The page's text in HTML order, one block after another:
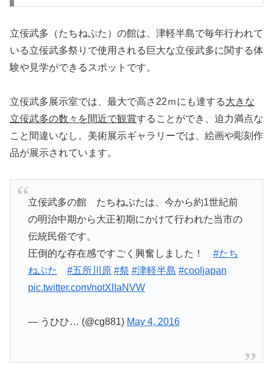
立佞武多（たちねぷた）の館は、津軽半島で毎年行われて
いる立佞武多祭りで使用される巨大な立佞武多に関する体
験や見学ができるスポットです。
立佞武多展示室では、最大で高さ22ｍにも達する大きな
立佞武多の数々を間近で観賞することができ、迫力満点な
こと間違いなし。美術展示ギャラリーでは、絵画や彫刻作
品が展示されています。
立佞武多の館 たちねぷたは、今から約1世紀前
の明治中期から大正初期にかけて行われた当市の
伝統民俗です。
圧倒的な存在感ですごく興奮しました！ #たち
ねぷた
#五所川原 #祭 #津軽半島 #cooljapan
pic.twitter.com/notXlIaNVW
— うひひ… (@cg881) May 4, 2016